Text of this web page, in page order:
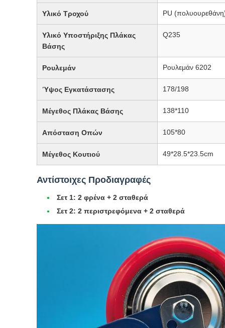
Υλικό Τροχού PU
Υλικό Υποστήριξης Πλάκας
Βάσης
Q235
Ρουλεμάν Ρουλεμάν 6202
Ύψος Εγκατάστασης 178/198
Μέγεθος Πλάκας Βάσης 138*110
Απόσταση Οπών 105*80
Μέγεθος Κουτιού 49*28.5*23.5cm
Αντίστοιχες Προδιαγραφές
Σετ 1: 2 φρένα + 2 σταθερά
Σετ 2: 2 περιστρεφόμενα + 2 σταθερά